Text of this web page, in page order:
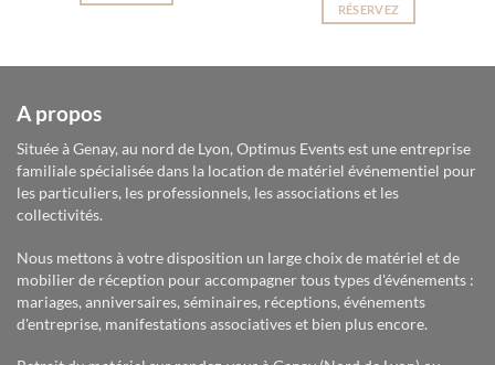
RÉSERVEZ
A propos
Située à Genay, au nord de Lyon, Optimus Events est une entreprise
familiale spécialisée dans la location de matériel événementiel pour
les particuliers, les professionnels, les associations et les
collectivités.
Nous mettons à votre disposition un large choix de matériel et de
mobilier de réception pour accompagner tous types d'événements :
mariages, anniversaires, séminaires, réceptions, événements
d'entreprise, manifestations associatives et bien plus encore.